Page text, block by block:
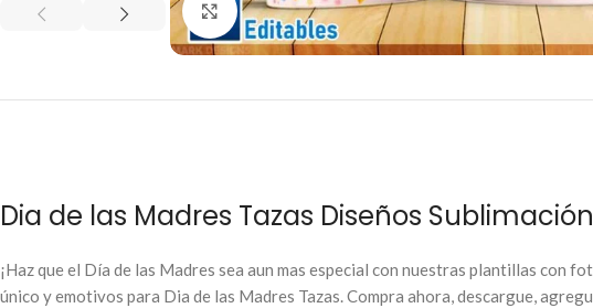
Click to enlarge
Dia de las Madres Tazas Diseños Sublimación
¡Haz que el Día de las Madres sea aun mas especial con nuestras plantillas
único y emotivos para Dia de las Madres Tazas. Compra ahora, descargue,